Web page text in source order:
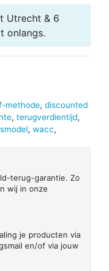
Utrecht & 6
onlangs.
methode, discounted
, terugverdientijd,
, wacc,
terug-garantie. Zo
wij in onze
je producten via
en/of via jouw